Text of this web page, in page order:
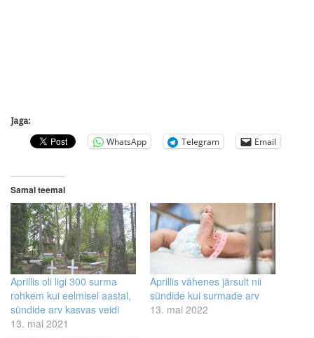
Jaga:
WhatsApp Telegram Email
Samal teemal
Aprillis oli ligi 300 surma
rohkem kui eelmisel aastal,
sündide arv kasvas veidi
13. mai 2021
Aprillis vähenes järsult nii
sündide kui surmade arv
13. mai 2022